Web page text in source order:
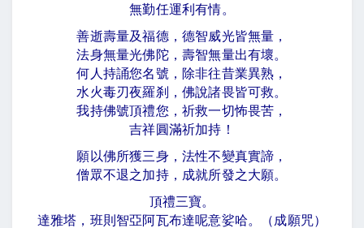
無勤任運利有情。
善逝壽量及福德，德智威光皆無量，
法身無量光佛陀，壽智無量出有壞。
何人持誦您名號，除非往昔業異熟，
水火毒刃夜羅刹，佛說諸畏皆可救。
我持佛號頂禮您，祈救一切怖畏苦，
吉祥圓滿祈加持！
願以佛所獲三身，法性不變真實諦，
僧眾不退之加持，成就所發之大願。
頂禮三寶。
達雅塔，班則智亞阿瓦布達呢意娑哈。（成願咒）